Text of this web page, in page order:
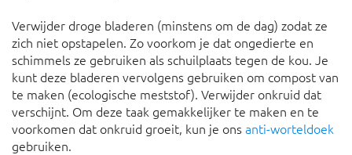
Verwijder droge bladeren (minstens om de dag) zodat ze
zich niet opstapelen. Zo voorkom je dat ongedierte en
schimmels ze gebruiken als schuilplaats tegen de kou. Je
kunt deze bladeren vervolgens gebruiken om compost van
te maken (ecologische meststof). Verwijder onkruid dat
verschijnt. Om deze taak gemakkelijker te maken en te
voorkomen dat onkruid groeit, kun je onsanti-worteldoek
gebruiken.